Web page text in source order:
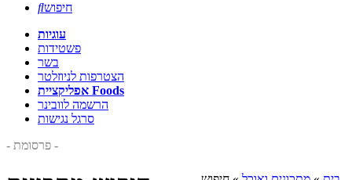
חיפוש
עוגיות
פשטידות
בשר
הצטרפות לניוזלטר
אפליקציית Foods
הרשמה לוובינר
סרגל נגישות
- פרסומת -